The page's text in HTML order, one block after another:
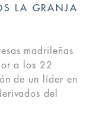
LA GRANJA
madrileñas
a los 22
de un líder en
del